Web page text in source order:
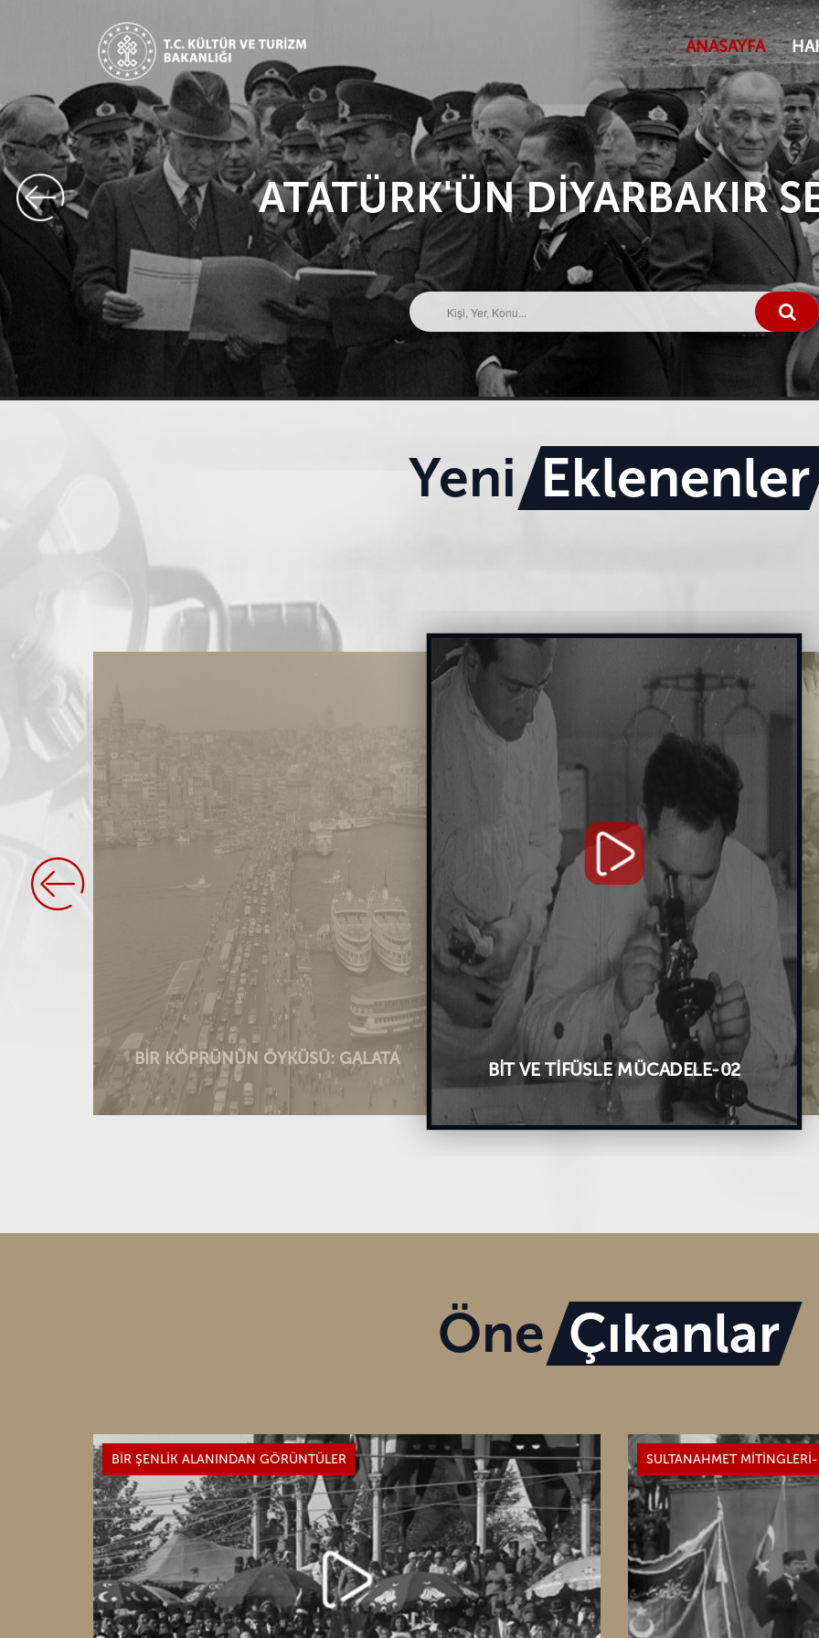
ANASAYFA
ALMAN İMPARATORU II. WİLHELM'İN
Yeni Eklenenler
BİR KÖPRÜNÜN ÖYKÜSÜ: GALATA
BİT VE TİFÜSLE MÜCADELE-02
Öne Çıkanlar
BİR ŞENLİK ALANINDAN GÖRÜNTÜLER SULTANAHMET